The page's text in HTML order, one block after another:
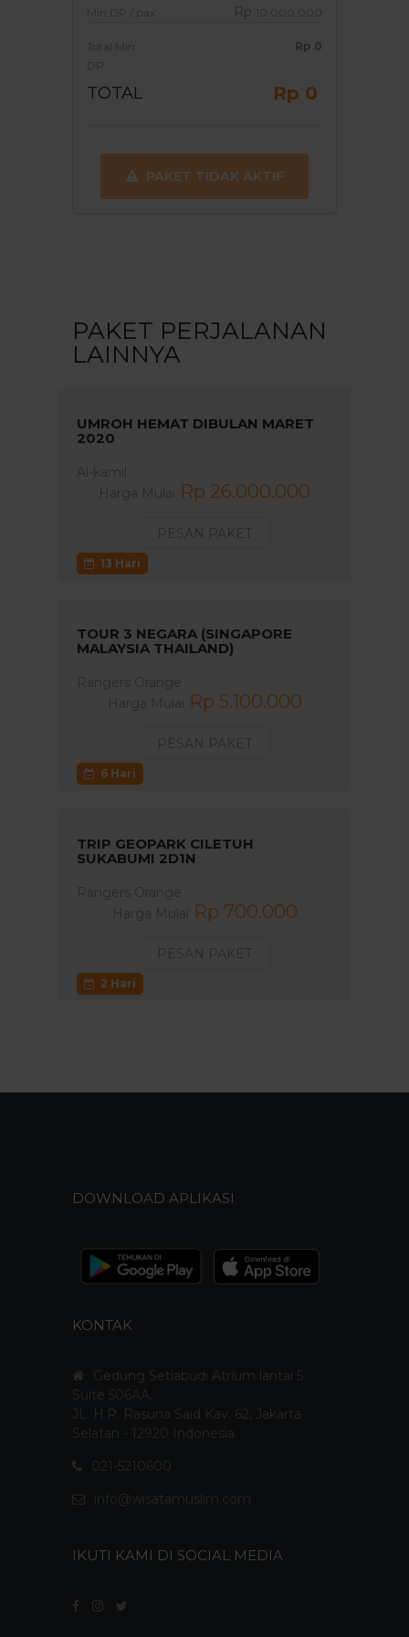
Min DP / pax Rp 10.000.000
Total Min
DP
Rp 0
TOTAL Rp 0
PAKET TIDAK AKTIF
PAKET PERJALANAN
LAINNYA
13 Hari
UMROH HEMAT DIBULAN MARET
2020
Rp 26.000.000
6 Hari
TOUR 3 NEGARA (SINGAPORE
MALAYSIA THAILAND)
Rp 5.100.000
2 Hari
TRIP GEOPARK CILETUH
SUKABUMI 2D1N
Rp 700.000
DOWNLOAD APLIKASI
KONTAK
Gedung Setiabudi Atrium lantai 5
Suite 506AA,
JL. H.R. Rasuna Said Kav. 62, Jakarta
Selatan - 12920 Indonesia
021-5210600
info@wisatamuslim.com
IKUTI KAMI DI SOCIAL MEDIA